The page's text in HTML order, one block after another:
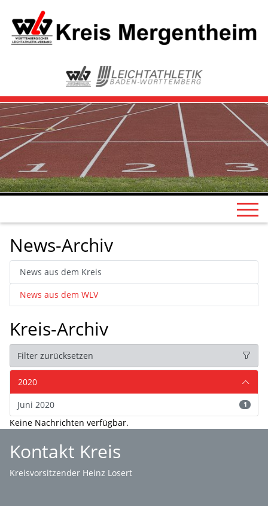
News-Archiv
News aus dem Kreis
News aus dem WLV
Kreis-Archiv
Filter zurücksetzen
2020
Juni 2020
1
Keine Nachrichten verfügbar.
Kontakt Kreis
Kreisvorsitzender Heinz Losert